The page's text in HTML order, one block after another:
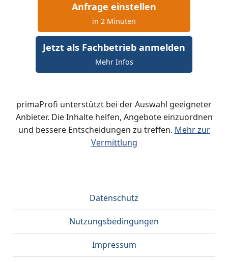
Anfrage einstellen
in 2 Minuten
Jetzt als Fachbetrieb anmelden
Mehr Infos
primaProfi unterstützt bei der Auswahl geeigneter
Anbieter. Die Inhalte helfen, Angebote einzuordnen
und bessere Entscheidungen zu treffen. Mehr zur
Vermittlung
Datenschutz
Nutzungsbedingungen
Impressum